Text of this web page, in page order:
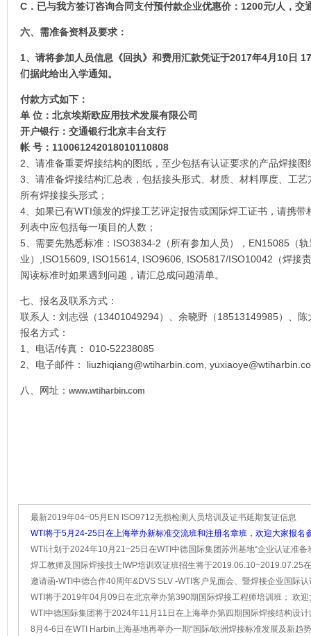
C ．已与我方签订咨询合同支付预付款企业优惠价： 1200元/人，交
六、需准备资料及要求：
1、请将参加人员信息《回执》和费用汇款凭证于2017年4月 10日
们据此给出入学通知。
付款方式如下：
单 位：北京埃斯欧应用技术发展有限公司
开户银行：交通银行北京丰台支行
帐 号： 110061242018010110808
2、请准备重要焊接结构的图纸，至少包括有认证要求的产品焊接图
3、请准备焊接结构汇总表，包括接头形式、材质、材料厚度、工
所有焊接接头形式；
4、如果已有WTI颁发的焊接工艺评定报告或国际焊工证书，请携
列表中应包括每一项目的人数；
5、需要先熟悉标准：ISO3834-2（所有参加人员），EN15085（
业）,ISO15609, ISO15614, ISO9606, ISO5817/ISO10042（焊接
阅读标准时如果遇到问题，请汇总成问题清单。
七、报名及联系方式：
联系人：刘志强（13401049294）、余晓野（18513149985）、
报名方式：
1、电话/传真： 010-52238085
2、电子邮件： liuzhiqiang@wtiharbin.com,
八、网址： www.wtiharbin.com
最新2019年04~05月EN ISO9712无损检测人员培训及证书延期复证信息
WTI将于5月24-25日在上海举办新标准交流班和注册名章班，欢迎大家报名
WTI计划于2024年10月21~25日在WTI中德国际集团苏州基地“企业认证准备
咨询”
焊工教师及国际焊接技士IWP培训双证班招生将于2019.06.10~2019.07.25
举办
邀请函-WTI中德合作40周年&DVS SLV -WTI客户见面会、暨焊接企业国际
新技术交流会
WTI将于2019年04月09日在北京举办第390期国际焊接工程师培训班； 欢迎
报名！
WTI中德国际集团将于2024年11月11日在上海举办第四期国际焊接结构设计
班， 欢迎大家踊跃报名！
8月4-6日在WTI Harbin上海基地再举办一期“国际/欧洲焊接标准发展及新趋